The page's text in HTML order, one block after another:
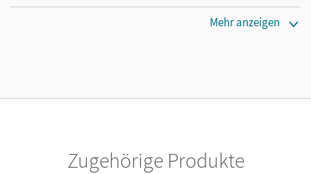
Unterrichtsmanagers solange das Lehrwerk erhältlich ist.
Mehr anzeigen
Zugehörige Produkte